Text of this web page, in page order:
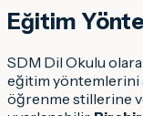
Eğitim
SDM Dil Okulu
eğitim yöntemlerini
öğrenme stillerine